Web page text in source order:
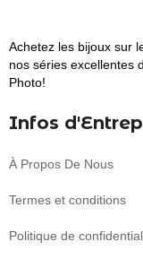
Achetez les bijoux sur
nos séries excellentes
Photo!
Infos
À Propos De Nous
Termes et conditions
Politique de